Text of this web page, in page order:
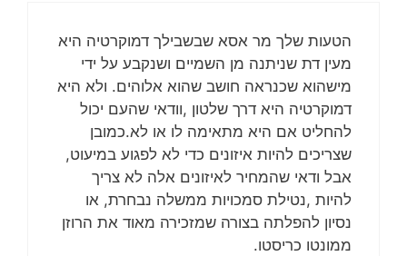
הטעות שלך מר אסא שבשבילך דמוקרטיה היא
מעין דת שניתנה מן השמיים ושנקבע על ידי
מישהוא שכנראה חושב שהוא אלוהים. ולא היא
דמוקרטיה היא דרך שלטון ,וודאי שהעם יכול
להחליט אם היא מתאימה לו או לא.כמובן
שצריכים להיות איזונים כדי לא לפגוע במיעוט,
אבל ודאי שהמחיר לאיזונים אלה לא צריך
להיות ,נטילת סמכויות ממשלה נבחרת, או
נסיון להפלתה בצורה שמזכירה מאוד את הרוזן
ממונטו כריסטו.